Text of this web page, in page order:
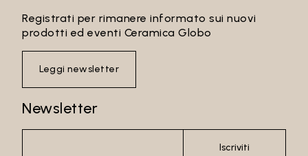
Registrati per rimanere informato sui nuovi
prodotti ed eventi Ceramica Globo
Leggi newsletter
Newsletter
Iscriviti